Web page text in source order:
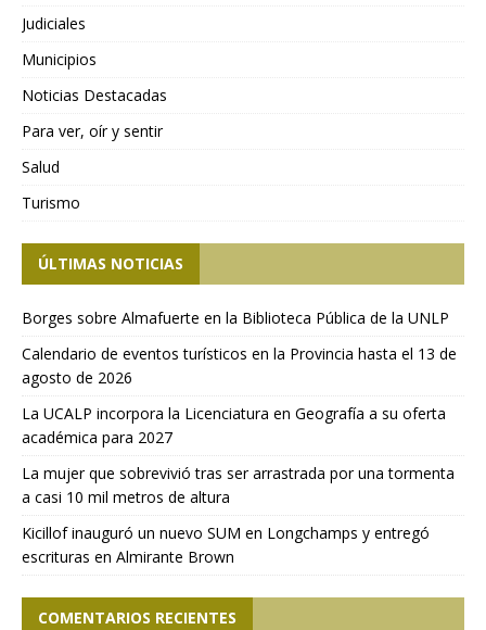
Judiciales
Municipios
Noticias Destacadas
Para ver, oír y sentir
Salud
Turismo
ÚLTIMAS NOTICIAS
Borges sobre Almafuerte en la Biblioteca Pública de la UNLP
Calendario de eventos turísticos en la Provincia hasta el 13 de
agosto de 2026
La UCALP incorpora la Licenciatura en Geografía a su oferta
académica para 2027
La mujer que sobrevivió tras ser arrastrada por una tormenta
a casi 10 mil metros de altura
Kicillof inauguró un nuevo SUM en Longchamps y entregó
escrituras en Almirante Brown
COMENTARIOS RECIENTES